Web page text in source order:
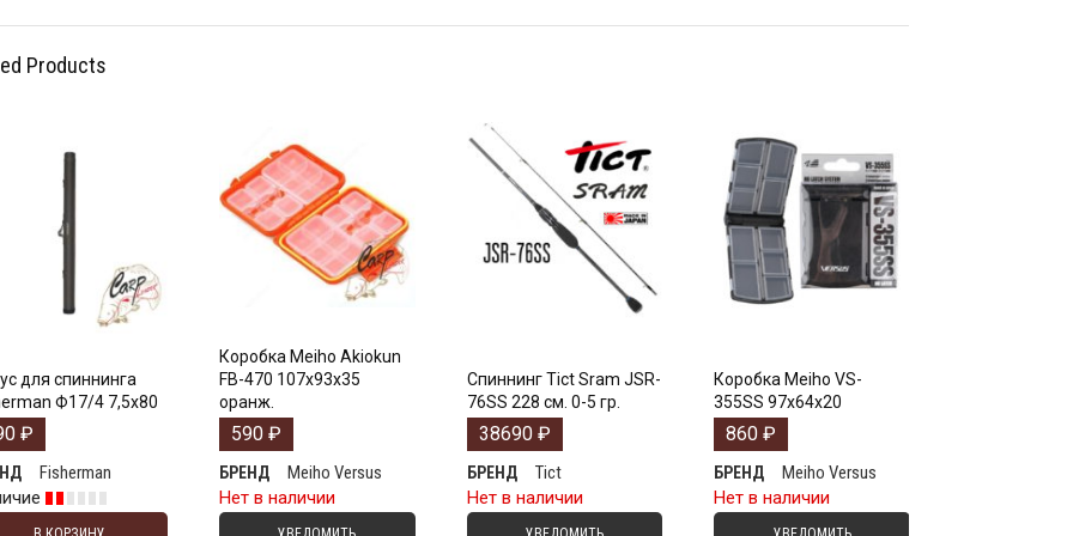
Products
для спиннинга
Ф17/4 7,5х80
₽
Fisherman
Коробка Meiho Akiokun
FB-470 107x93x35
оранж.
590 ₽
БРЕНД
Meiho Versus
Нет в наличии
Спиннинг Tict Sram JSR-
76SS 228 см. 0-5 гр.
38690 ₽
БРЕНД
Tict
Нет в наличии
Коробка Meiho VS-
355SS 97х64х20
860₽
БРЕНД
Meiho Versus
Нет в наличии